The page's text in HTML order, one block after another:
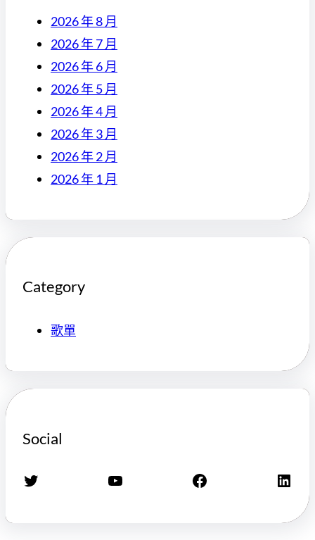
2026 年 8 月
2026 年 7 月
2026 年 6 月
2026 年 5 月
2026 年 4 月
2026 年 3 月
2026 年 2 月
2026 年 1 月
Category
歌單
Social
X YouTube Facebook LinkedIn